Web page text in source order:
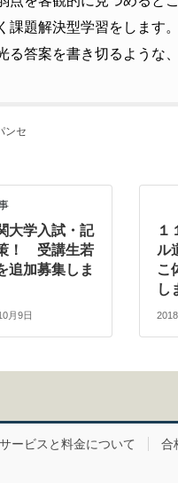
課題解決型学習をします
る答案を書き切るような
ンセ
大学入試・記
！ 受講生若
追加募集しま
月9日
１
ル
こ
し
サービスと料金について 合